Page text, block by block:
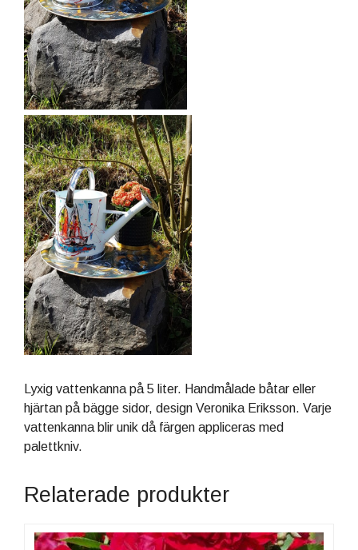
Lyxig vattenkanna på 5 liter. Handmålade båtar eller
hjärtan på bägge sidor, design Veronika Eriksson. Varje
vattenkanna blir unik då färgen appliceras med
palettkniv.
Relaterade produkter
Den